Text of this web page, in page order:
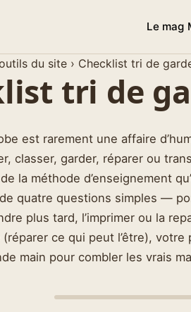
Le mag
du site › Checklist tri de
tri de
est rarement une affaire
classer, garder, réparer ou
la méthode d’enseignement
quatre questions simples —
plus tard, l’imprimer ou la
ce qui peut l’être),
main pour combler les vrais